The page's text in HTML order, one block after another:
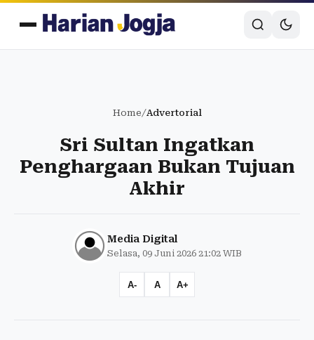
Home/Advertorial
Sri Sultan Ingatkan
Penghargaan Bukan Tujuan
Akhir
Media Digital
Selasa, 09 Juni 2026 21:02 WIB
A- A A+